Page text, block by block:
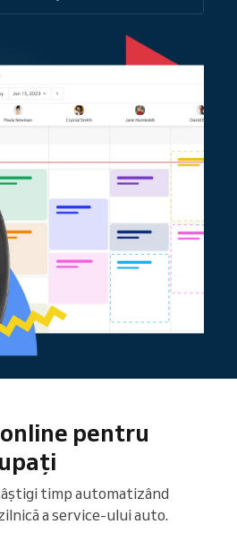
pentru
timp automatizând
a service-ului auto.